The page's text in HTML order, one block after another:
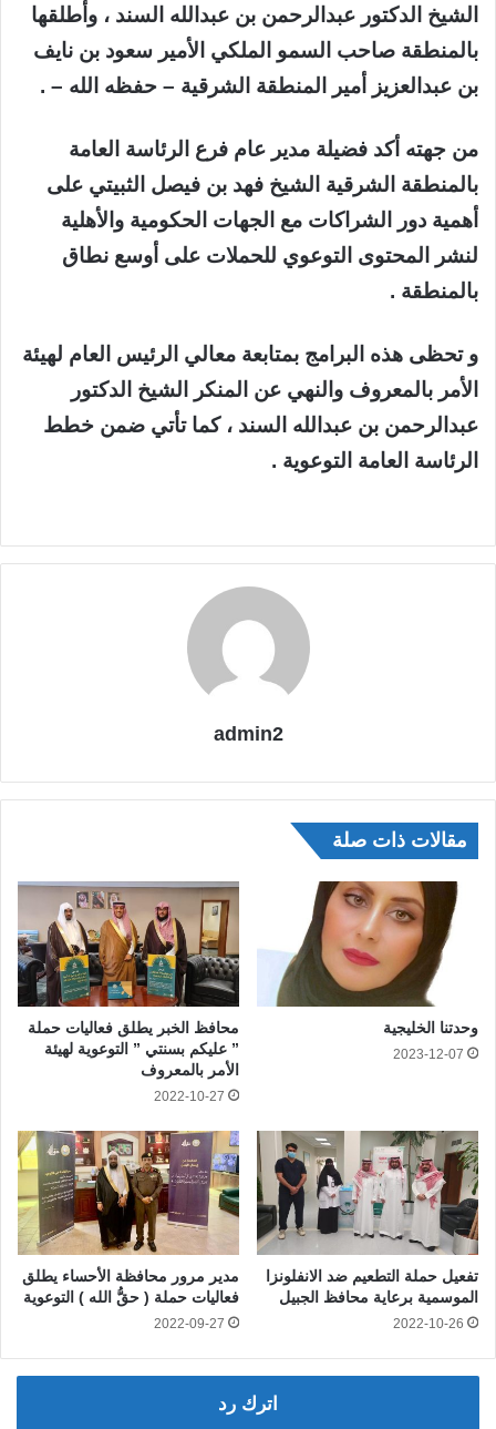
الشيخ الدكتور عبدالرحمن بن عبدالله السند ، وأطلقها
بالمنطقة صاحب السمو الملكي الأمير سعود بن نايف
بن عبدالعزيز أمير المنطقة الشرقية – حفظه الله – .
من جهته أكد فضيلة مدير عام فرع الرئاسة العامة
بالمنطقة الشرقية الشيخ فهد بن فيصل الثبيتي على
أهمية دور الشراكات مع الجهات الحكومية والأهلية
لنشر المحتوى التوعوي للحملات على أوسع نطاق
بالمنطقة .
و تحظى هذه البرامج بمتابعة معالي الرئيس العام لهيئة
الأمر بالمعروف والنهي عن المنكر الشيخ الدكتور
عبدالرحمن بن عبدالله السند ، كما تأتي ضمن خطط
الرئاسة العامة التوعوية .
admin2
مقالات ذات صلة
وحدتنا الخليجية
2023-12-07
محافظ الخبر يطلق فعاليات حملة
” عليكم بسنتي ” التوعوية لهيئة
الأمر بالمعروف
2022-10-27
تفعيل حملة التطعيم ضد الانفلونزا
الموسمية برعاية محافظ الجبيل
2022-10-26
مدير مرور محافظة الأحساء يطلق
فعاليات حملة ( حقُّ الله ) التوعوية
2022-09-27
اترك رد